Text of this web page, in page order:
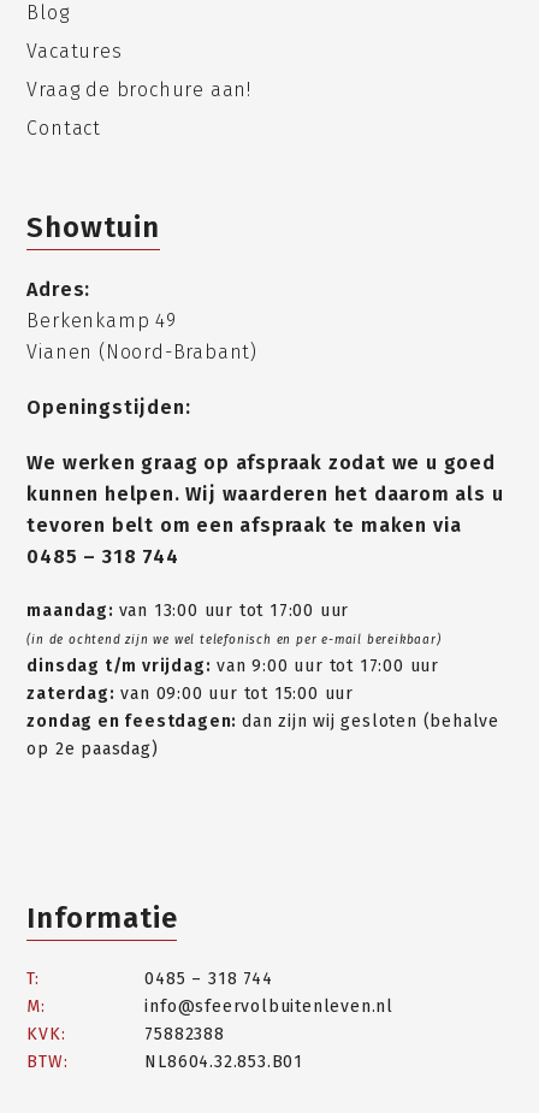
Blog
Vacatures
Vraag de brochure aan!
Contact
Showtuin
Adres:
Berkenkamp 49
Vianen (Noord-Brabant)
Openingstijden:
We werken graag op afspraak zodat we u goed
kunnen helpen. Wij waarderen het daarom als u
tevoren belt om een afspraak te maken via
0485 – 318 744
maandag: van 13:00 uur tot 17:00 uur
(in de ochtend zijn we wel telefonisch en per e-mail bereikbaar)
dinsdag t/m vrijdag: van 9:00 uur tot 17:00 uur
zaterdag: van 09:00 uur tot 15:00 uur
zondag en feestdagen:dan zijn wij gesloten (behalve
op 2e paasdag)
Informatie
T:
0485 – 318 744
M:
info@sfeervolbuitenleven.nl
KVK:
75882388
BTW:
NL8604.32.853.B01